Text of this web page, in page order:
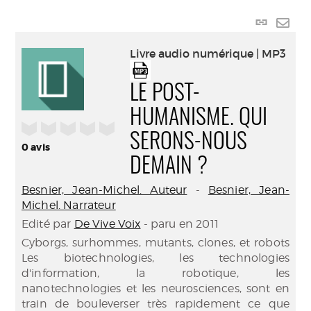
Lien
par
0avis
Livre audio numérique | MP3
LE POST-
HUMANISME. QUI
SERONS-NOUS
DEMAIN ?
Besnier, Jean-Michel. Auteur - Besnier, Jean-
Michel. Narrateur
Edité par De Vive Voix - paru en 2011
Cyborgs, surhommes, mutants, clones, et robots
Les biotechnologies, les technologies
d'information, la robotique, les
nanotechnologies et les neurosciences, sont en
train de bouleverser très rapidement ce que